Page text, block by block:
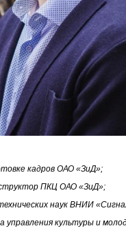
кадров ОАО «ЗиД»;
ПКЦ ОАО «ЗиД»;
наук ВНИИ
культуры и